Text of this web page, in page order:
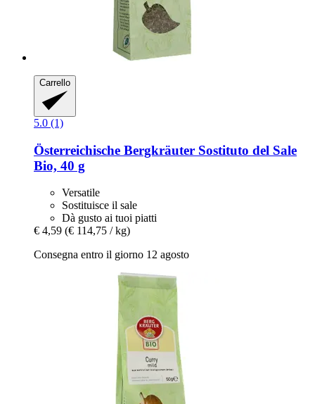
Carrello
5.0 (1)
Österreichische Bergkräuter Sostituto del Sale
Bio, 40 g
Versatile
Sostituisce il sale
Dà gusto ai tuoi piatti
€ 4,59 (€ 114,75 / kg)
Consegna entro il giorno 12 agosto